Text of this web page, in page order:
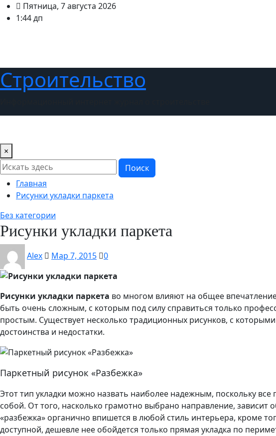
ПерейтиПятница, 7 августа 2026
1:44 дп
Строительство
×
Поиск
Главная
Рисунки укладки паркета
Без категории
Рисунки укладки паркета
Alex Мар 7, 2015 0
Рисунки укладки паркета во многом влияют на общее
быть очень сложным, с которым под силу справиться только
простым. Существует несколько традиционных рисунков, с
достоинства и недостатки.
Паркетный рисунок «Разбежка»
Этот тип укладки можно назвать наиболее надежным, поскольку
собой. От того, насколько грамотно выбрано направление,
«разбежка» органично впишется в любой стиль интерьера, кроме
доступной, дешевле нее обойдется только прямая укладка по